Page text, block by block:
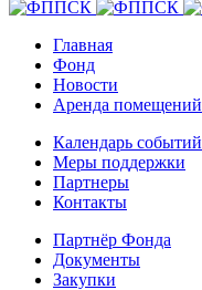
Главная
Фонд
Новости
Аренда помещений
Календарь событий
Меры поддержки
Партнеры
Контакты
Партнёр Фонда
Документы
Закупки